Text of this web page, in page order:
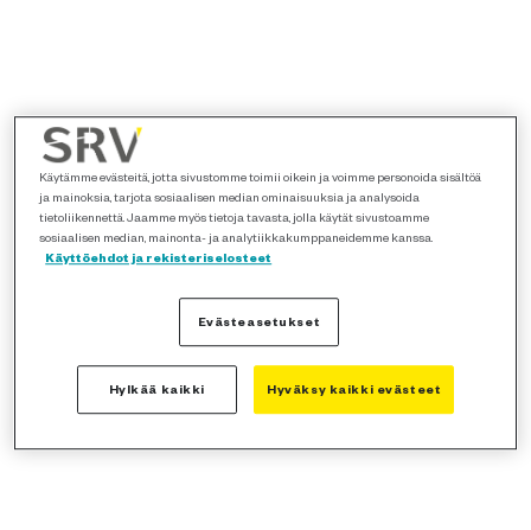
Käytämme evästeitä, jotta sivustomme toimii oikein ja voimme personoida sisältöä
ja mainoksia, tarjota sosiaalisen median ominaisuuksia ja analysoida
tietoliikennettä. Jaamme myös tietoja tavasta, jolla käytät sivustoamme
sosiaalisen median, mainonta- ja analytiikkakumppaneidemme kanssa.
Käyttöehdot ja rekisteriselosteet
Evästeasetukset
Hylkää kaikki Hyväksy kaikki evästeet